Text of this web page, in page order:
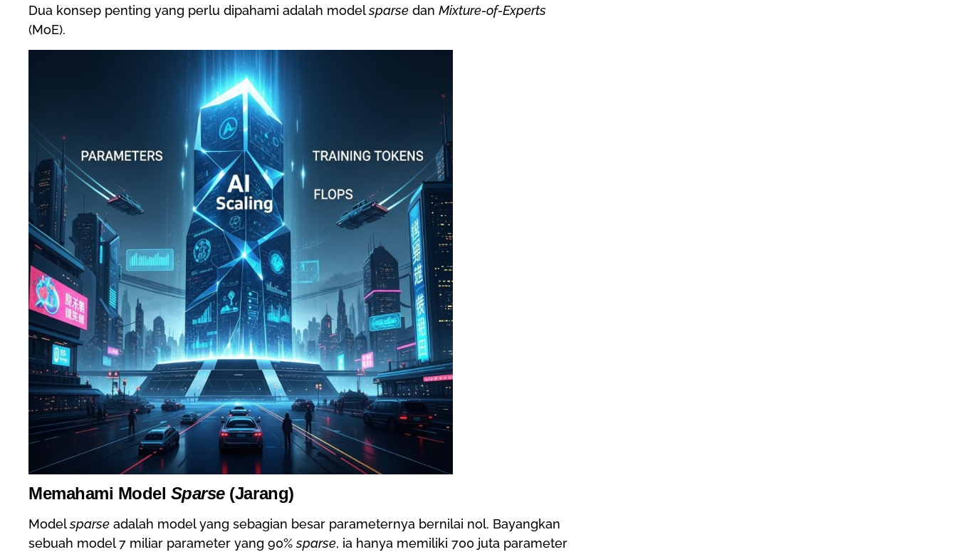
Dua konsep penting yang perlu dipahami adalah modelsparse dan Mixture-of-Experts
(MoE).
Memahami Model Sparse(Jarang)
Modelsparse adalah model yang sebagian besar parameternya bernilai nol. Bayangkan
sebuah model 7 miliar parameter yang 90%sparse, ia hanya memiliki 700 juta parameter